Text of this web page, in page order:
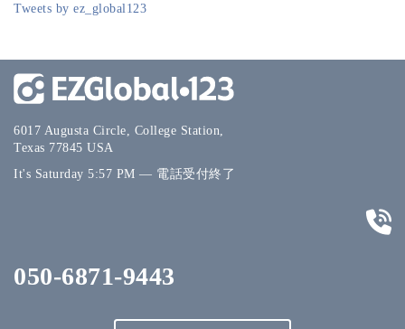
Tweets by ez_global123
6017 Augusta Circle, College Station,
Texas 77845 USA
It's Saturday 5:57 PM — 電話受付終了
050-6871-9443